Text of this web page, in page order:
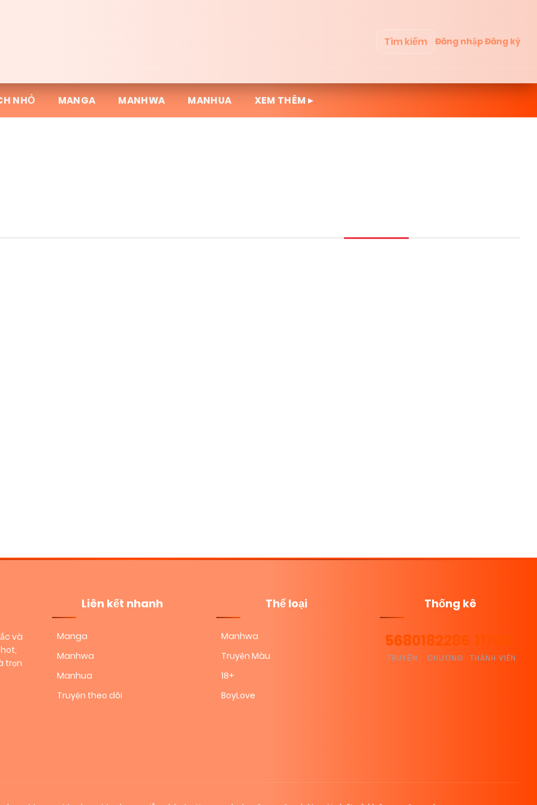
Tìm kiếm Đăng nhậpĐăng ký
NHỎ MANGA MANHWA MANHUA XEM THÊM ▸
và
trọn
Liên kết nhanh
Manga
Manhwa
Manhua
Truyện theo dõi
Thể loại
Manhwa
Truyện Màu
18+
BoyLove
Thống kê
5680
TRUYỆN
182286
CHƯƠNG THÀNH VIÊN